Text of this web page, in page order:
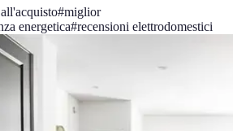
#miglior
energetica#recensioni elettrodomestici